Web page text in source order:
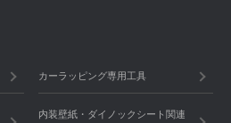
カーラッピング専用工具
内装壁紙・ダイノックシート関連